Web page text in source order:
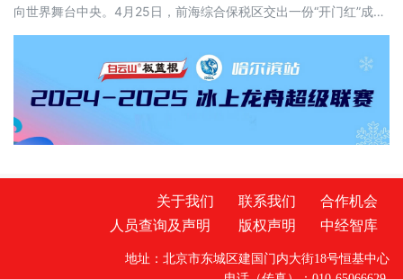
向世界舞台中央。4月25日，前海综合保税区交出一份“开门红”成绩
合保税区榜首。三天后，海关总署在北京举行的新闻发布会上正式
宣布，经国务院同意，国务院办公厅已转发海关总署《关于促进综
合保税区扩能提质的若干措施》，从4个方面提出24项改革措施
关于我们 联系我们
合作机会
人员查询及声明
版权声明 中经智库
地址：北京市东城区建国门内大街18号恒基中心